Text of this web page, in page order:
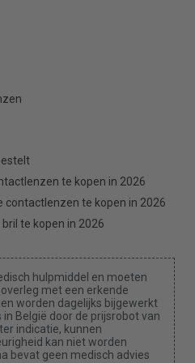
te kopen in 2026
contactlenzen te kopen in 2026
te kopen in 2026
hulpmiddel en moeten
met een erkende
worden dagelijks bijgewerkt
België door de prijsrobot van
indicatie, kunnen
kan niet worden
bevat geen medisch advies